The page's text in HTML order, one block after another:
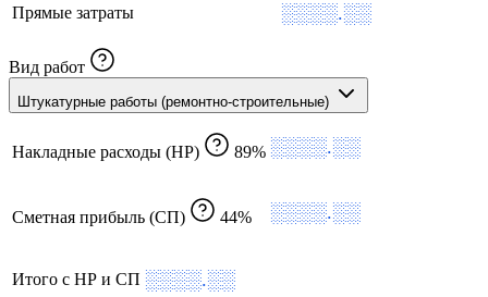
Прямые затраты ░░░░.░░
Вид работ
Штукатурные работы (ремонтно-строительные)
Накладные расходы (НР) 89% ░░░░.░░
Сметная прибыль (СП) 44% ░░░░.░░
Итого с НР и СП ░░░░.░░